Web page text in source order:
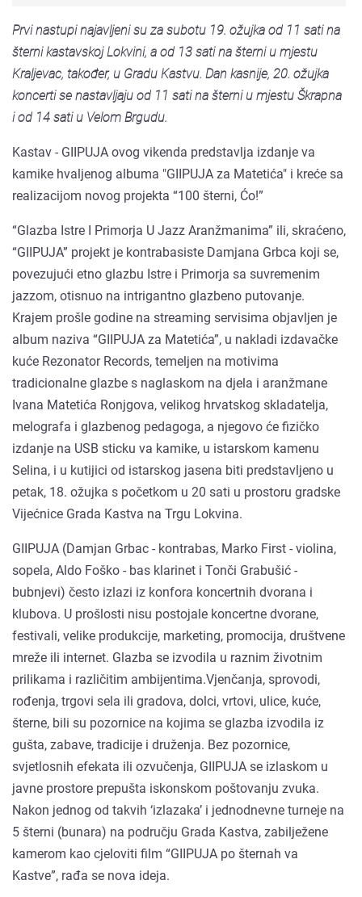
Prvi nastupi najavljeni su za subotu 19. ožujka od 11 sati na
šterni kastavskoj Lokvini, a od 13 sati na šterni u mjestu
Kraljevac, također, u Gradu Kastvu. Dan kasnije, 20. ožujka
koncerti se nastavljaju od 11 sati na šterni u mjestu Škrapna
i od 14 sati u Velom Brgudu.
Kastav - GIIPUJA ovog vikenda predstavlja izdanje va
kamike hvaljenog albuma "GIIPUJA za Matetića" i kreće sa
realizacijom novog projekta “100 šterni, Ćo!”
“Glazba Istre I Primorja U Jazz Aranžmanima” ili, skraćeno,
“GIIPUJA” projekt je kontrabasiste Damjana Grbca koji se,
povezujući etno glazbu Istre i Primorja sa suvremenim
jazzom, otisnuo na intrigantno glazbeno putovanje.
Krajem prošle godine na streaming servisima objavljen je
album naziva “GIIPUJA za Matetića”, u nakladi izdavačke
kuće Rezonator Records, temeljen na motivima
tradicionalne glazbe s naglaskom na djela i aranžmane
Ivana Matetića Ronjgova, velikog hrvatskog skladatelja,
melografa i glazbenog pedagoga, a njegovo će fizičko
izdanje na USB sticku va kamike, u istarskom kamenu
Selina, i u kutijici od istarskog jasena biti predstavljeno u
petak, 18. ožujka s početkom u 20 sati u prostoru gradske
Vijećnice Grada Kastva na Trgu Lokvina.
GIIPUJA (Damjan Grbac - kontrabas, Marko First - violina,
sopela, Aldo Foško - bas klarinet i Tonči Grabušić -
bubnjevi) često izlazi iz konfora koncertnih dvorana i
klubova. U prošlosti nisu postojale koncertne dvorane,
festivali, velike produkcije, marketing, promocija, društvene
mreže ili internet. Glazba se izvodila u raznim životnim
prilikama i različitim ambijentima.Vjenčanja, sprovodi,
rođenja, trgovi sela ili gradova, dolci, vrtovi, ulice, kuće,
šterne, bili su pozornice na kojima se glazba izvodila iz
gušta, zabave, tradicije i druženja. Bez pozornice,
svjetlosnih efekata ili ozvučenja, GIIPUJA se izlaskom u
javne prostore prepušta iskonskom poštovanju zvuka.
Nakon jednog od takvih ‘izlazaka’ i jednodnevne turneje na
5 šterni (bunara) na području Grada Kastva, zabilježene
kamerom kao cjeloviti film “GIIPUJA po šternah va
Kastve”, rađa se nova ideja.